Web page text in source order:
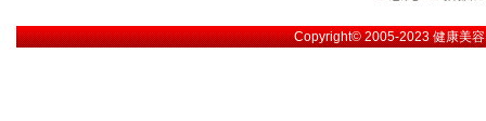
Copyright© 2005-2023健康美